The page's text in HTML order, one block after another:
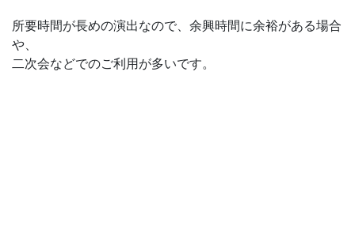
所要時間が長めの演出なので、余興時間に余裕がある場合
や、
二次会などでのご利用が多いです。